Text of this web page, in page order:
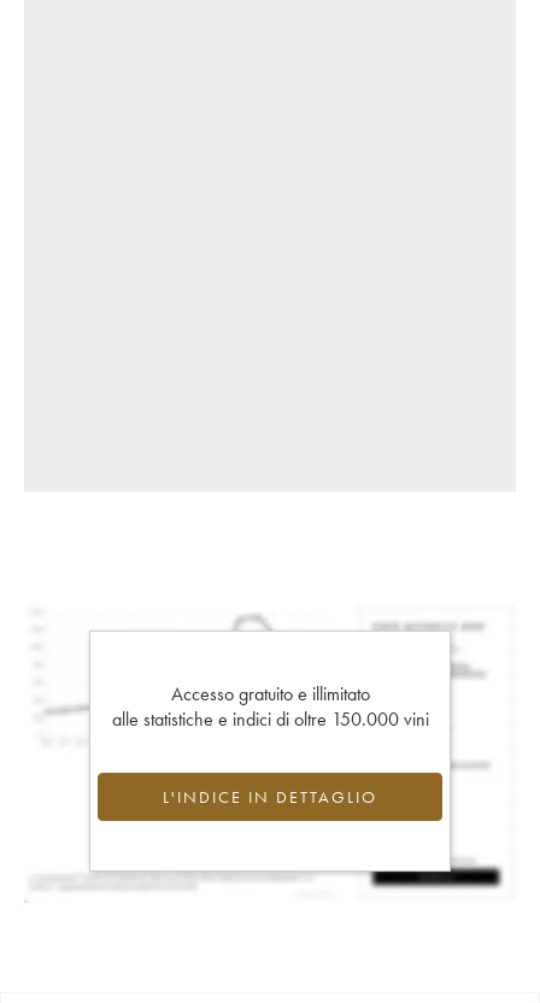
Accesso gratuito e illimitato
alle statistiche e indici di oltre 150.000 vini
L'INDICE IN DETTAGLIO